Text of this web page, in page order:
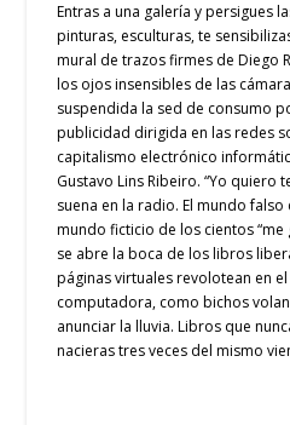
Entras a una galería y persigues
pinturas, esculturas, te
mural de trazos firmes de Diego
los ojos insensibles de las
suspendida la sed de consumo
publicidad dirigida en las redes
capitalismo electrónico
Gustavo Lins Ribeiro. “Yo quiero
suena en la radio. El mundo
mundo ficticio de los cientos “me
se abre la boca de los libros
páginas virtuales revolotean en
computadora, como bichos
anunciar la lluvia. Libros que
nacieras tres veces del mismo